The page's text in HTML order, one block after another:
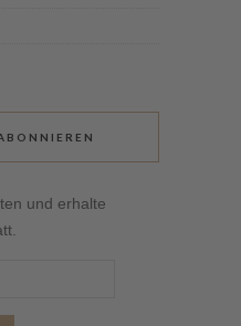
und erhalte